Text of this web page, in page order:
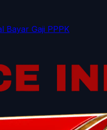
Bayar Gaji PPPK